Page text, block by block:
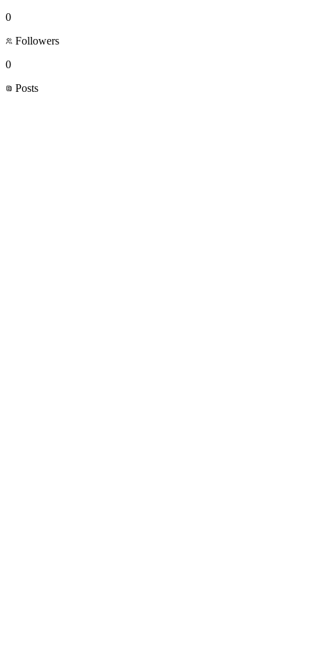
0
Followers
0
Posts